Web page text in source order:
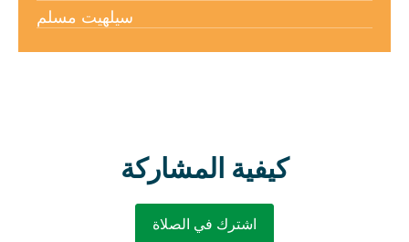
سيلهيت مسلم
كيفية المشاركة
اشترك في الصلاة